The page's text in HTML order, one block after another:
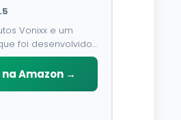
Vonixx e um
foi desenvolvido
proteger e
a lataria do veiculo.
pH neutro, pode
na Amazon →